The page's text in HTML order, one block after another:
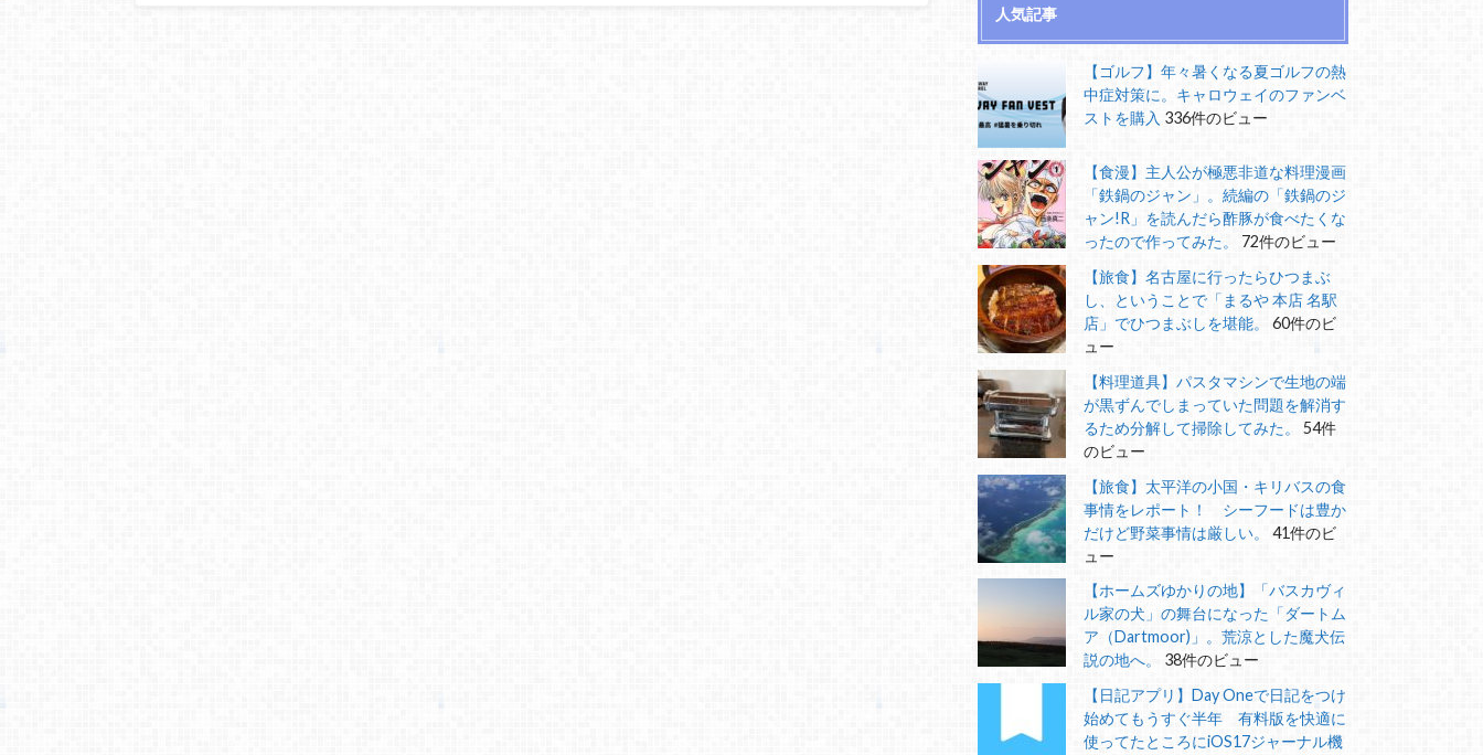
人気記事
【ゴルフ】年々暑くなる夏ゴルフの熱
中症対策に。キャロウェイのファンベ
ストを購入 336件のビュー
【食漫】主人公が極悪非道な料理漫画
「鉄鍋のジャン」。続編の「鉄鍋のジ
ャン!R」を読んだら酢豚が食べたくな
ったので作ってみた。
72件のビュー
【旅食】名古屋に行ったらひつまぶ
し、ということで「まるや 本店 名駅
店」でひつまぶしを堪能。
60件のビ
ュー
【料理道具】パスタマシンで生地の端
が黒ずんでしまっていた問題を解消す
るため分解して掃除してみた。
54件
のビュー
【旅食】太平洋の小国・キリバスの食
事情をレポート！ シーフードは豊か
だけど野菜事情は厳しい。
41件のビ
ュー
【ホームズゆかりの地】「バスカヴィ
ル家の犬」の舞台になった「ダートム
ア（Dartmoor)」。荒涼とした魔犬伝
説の地へ。
38件のビュー
【日記アプリ】Day Oneで日記をつけ
始めてもうすぐ半年 有料版を快適に
使ってたところにiOS17ジャーナル機